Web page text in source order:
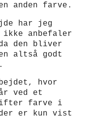
anden farve.
har jeg
anbefaler
den bliver
altså godt
hvor
ved et
farve i
der er kun vist